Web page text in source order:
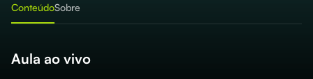
ConteúdoSobre
Aula ao vivo